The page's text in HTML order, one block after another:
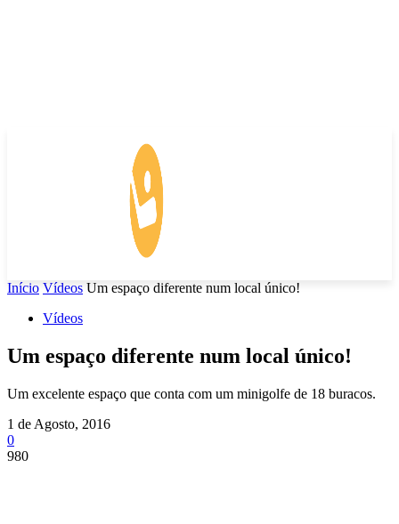
Início Vídeos Um espaço diferente num local único!
Vídeos
Um espaço diferente num local único!
Um excelente espaço que conta com um minigolfe de 18 buracos.
1 de Agosto, 2016
0
980